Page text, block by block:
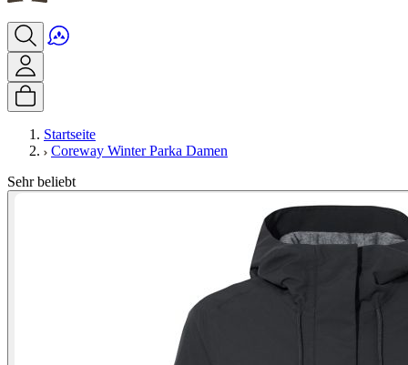
Startseite
Coreway Winter Parka Damen
Sehr beliebt